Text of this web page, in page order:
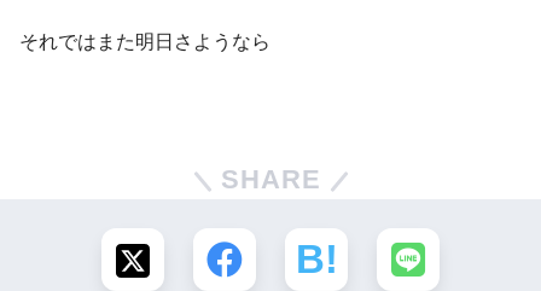
それではまた明日さようなら
SHARE